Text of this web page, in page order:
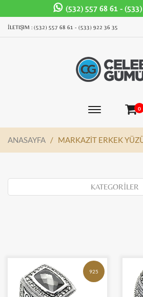
(532) 557 68 61 -
İLETIŞIM : (532) 557 68 61 - (533) 922 36 35
Mobil
0
ANASAYFA / MARKAZİT ERKEK
KATEGORİLER
925